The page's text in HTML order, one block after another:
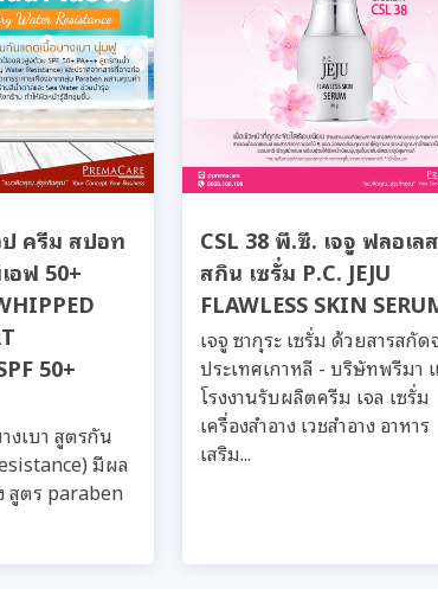
ป ครีม สปอท
อฟ 50+
50+
เบา สูตรกัน
มีผล
สูตร paraben
CSL 38 พี.ซี. เจจู ฟลอเลส
สกิน เซรั่ม P.C. JEJU
FLAWLESS SKIN
เจจู ซากุระ เซรั่ม ด้วยสารสกัด
ประเทศเกาหลี - บริษัทพรีมา
โรงงานรับผลิตครีม เจล เซรั่ม
เครื่องสำอาง เวชสำอาง อาหาร
เสริม...